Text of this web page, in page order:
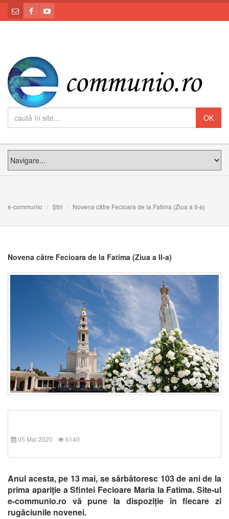
e-communio Știri Novena către Fecioara de la Fatima (Ziua a II-a)
Novena către Fecioara de la Fatima (Ziua a II-a)
05 Mai 2020 6140
Anul acesta, pe 13 mai, se sărbătoresc 103 de ani de la
prima apariţie a Sfintei Fecioare Maria la Fatima. Site-ul
e-communio.ro vă pune la dispoziție în fiecare zi
rugăciunile novenei.